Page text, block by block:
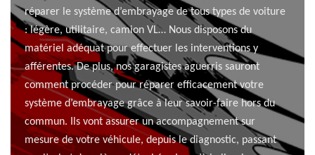
réparer le système d’embrayage de tous types de voiture
: légère, utilitaire, camion VL… Nous disposons du
matériel adéquat pour effectuer les interventions y
afférentes. De plus, nos garagistes aguerris sauront
comment procéder pour réparer efficacement votre
système d’embrayage grâce à leur savoir-faire hors du
commun. Ils vont assurer un accompagnement sur
mesure de votre véhicule, depuis le diagnostic, passant